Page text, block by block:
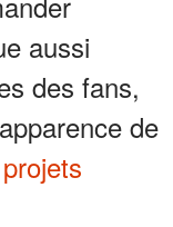
aussi
des fans,
de